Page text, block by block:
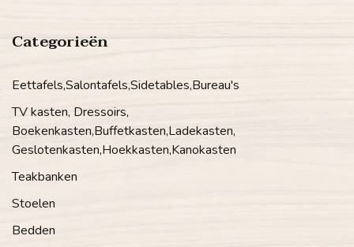
Categorieën
Eettafels,Salontafels,Sidetables,Bureau's
TV kasten, Dressoirs,
Boekenkasten,Buffetkasten,Ladekasten,
Geslotenkasten,Hoekkasten,Kanokasten
Teakbanken
Stoelen
Bedden